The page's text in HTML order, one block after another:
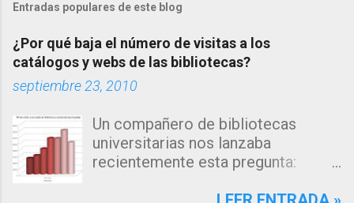
e
t
a
i
Entradas populares de este blog
¿Por qué baja el número de visitas a los
catálogos y webs de las bibliotecas?
septiembre 23, 2010
Un compañero de bibliotecas
universitarias nos lanzaba
recientemente esta pregunta: